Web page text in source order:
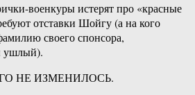
военкуры истерят про «красные
отставки Шойгу (а на кого
своего спонсора,
ушлый).
НЕ ИЗМЕНИЛОСЬ.